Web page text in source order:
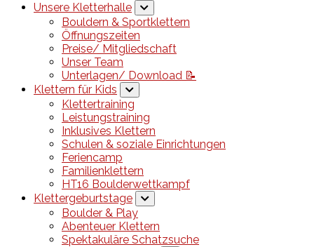
Unsere Kletterhalle
Bouldern & Sportklettern
Öffnungszeiten
Preise/ Mitgliedschaft
Unser Team
Unterlagen/ Download 📝
Klettern für Kids
Klettertraining
Leistungstraining
Inklusives Klettern
Schulen & soziale Einrichtungen
Feriencamp
Familienklettern
HT16 Boulderwettkampf
Klettergeburtstage
Boulder & Play
Abenteuer Klettern
Spektakuläre Schatzsuche